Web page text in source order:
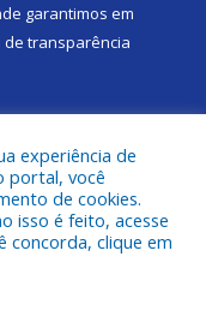
garantimos em
de transparência
de Gurupá.
experiência de
portal, você
de cookies.
isso é feito, acesse
concorda, clique em